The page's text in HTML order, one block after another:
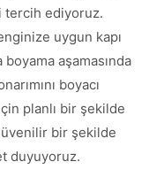
tercih ediyoruz.
uygun kapı
boyama aşamasında
boyacı
planlı bir şekilde
bir şekilde
duyuyoruz.